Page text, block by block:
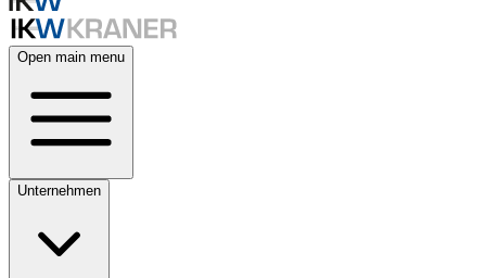
Open main menu
Unternehmen